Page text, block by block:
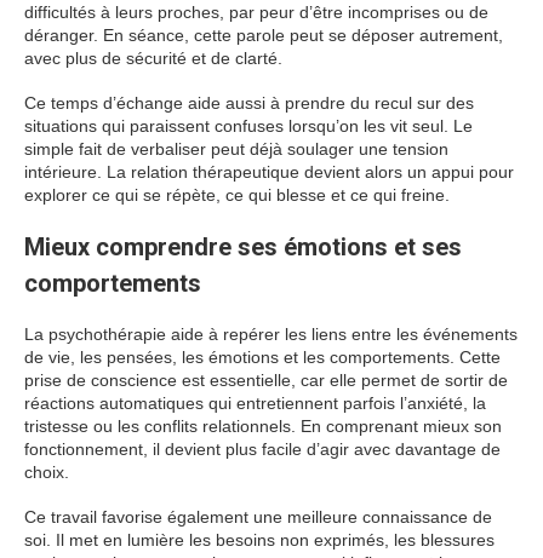
difficultés à leurs proches, par peur d’être incomprises ou de
déranger. En séance, cette parole peut se déposer autrement,
avec plus de sécurité et de clarté.
Ce temps d’échange aide aussi à prendre du recul sur des
situations qui paraissent confuses lorsqu’on les vit seul. Le
simple fait de verbaliser peut déjà soulager une tension
intérieure. La relation thérapeutique devient alors un appui pour
explorer ce qui se répète, ce qui blesse et ce qui freine.
Mieux comprendre ses émotions et ses
comportements
La psychothérapie aide à repérer les liens entre les événements
de vie, les pensées, les émotions et les comportements. Cette
prise de conscience est essentielle, car elle permet de sortir de
réactions automatiques qui entretiennent parfois l’anxiété, la
tristesse ou les conflits relationnels. En comprenant mieux son
fonctionnement, il devient plus facile d’agir avec davantage de
choix.
Ce travail favorise également une meilleure connaissance de
soi. Il met en lumière les besoins non exprimés, les blessures